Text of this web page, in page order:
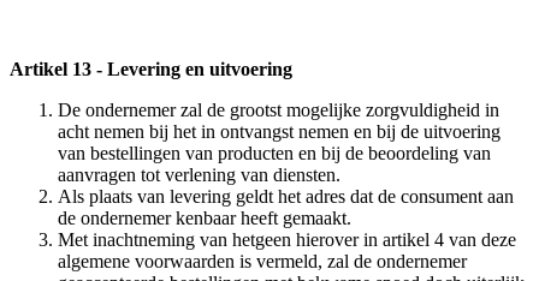
Artikel 13 - Levering en uitvoering
De ondernemer zal de grootst mogelijke zorgvuldigheid in
acht nemen bij het in ontvangst nemen en bij de uitvoering
van bestellingen van producten en bij de beoordeling van
aanvragen tot verlening van diensten.
Als plaats van levering geldt het adres dat de consument aan
de ondernemer kenbaar heeft gemaakt.
Met inachtneming van hetgeen hierover in artikel 4 van deze
algemene voorwaarden is vermeld, zal de ondernemer